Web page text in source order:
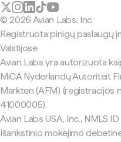
© 2026 Avian Labs, Inc
Registruota pinigų paslaugų
Valstijose
Avian Labs yra autorizuota
MiCA Nyderlandų Autoriteit
Markten (AFM) (registracijos
41000005).
Avian Labs USA, Inc., NMLS
Išankstinio mokėjimo